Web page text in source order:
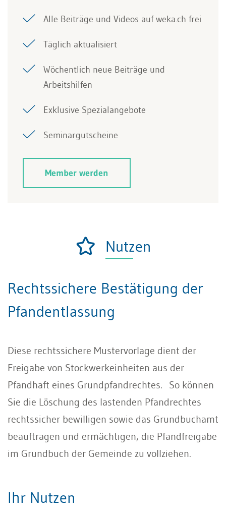
Alle Beiträge und Videos auf weka.ch frei
Täglich aktualisiert
Wöchentlich neue Beiträge und
Arbeitshilfen
Exklusive Spezialangebote
Seminargutscheine
Member werden
Nutzen
Rechtssichere Bestätigung der
Pfandentlassung
Diese rechtssichere Mustervorlage dient der
Freigabe von Stockwerkeinheiten aus der
Pfandhaft eines Grundpfandrechtes. So können
Sie die Löschung des lastenden Pfandrechtes
rechtssicher bewilligen sowie das Grundbuchamt
beauftragen und ermächtigen, die Pfandfreigabe
im Grundbuch der Gemeinde zu vollziehen.
Ihr Nutzen